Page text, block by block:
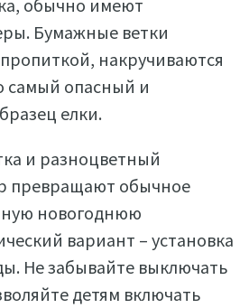
Бумажные ветки
накручиваются
самый опасный и
елки.
и разноцветный
превращают обычное
новогоднюю
вариант – установка
Не забывайте выключать
детям включать